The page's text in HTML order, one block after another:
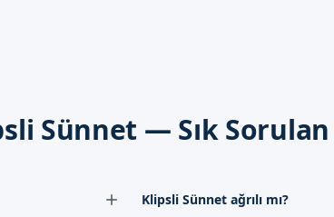
Sünnet — Sık
Klipsli Sünnet ağrılı mı?